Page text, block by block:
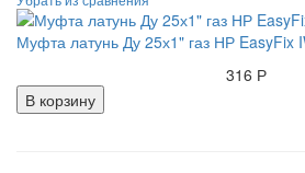
Муфта латунь Ду 25х1" газ НР EasyFix
316 Р
В корзину